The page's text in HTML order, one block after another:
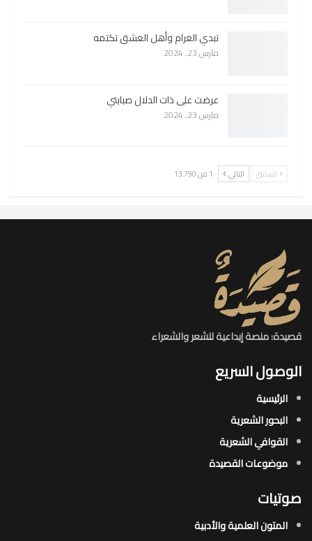
تبدي الغرام وأهل العشق تكتمه
مارس 23, 2024
عرضت على ذات الدلال صبابتي
مارس 23, 2024
السابق التالي 1 من 13٬790
قصيدة: منصة إبداعية للشعر والشعراء
الوصول السريع
الرئيسية
البحور الشعرية​
القوافي الشعرية​
موضوعات القصيدة​
صوتيات
المتون العلمية والأدبية